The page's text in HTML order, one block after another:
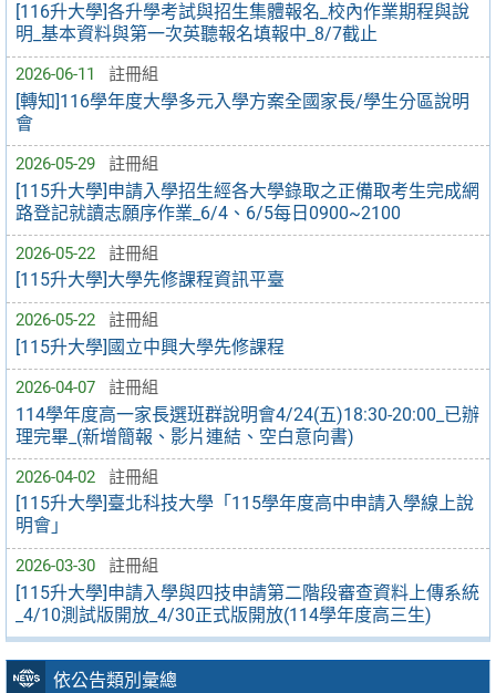
[116升大學]各升學考試與招生集體報名_校內作業期程與說
明_基本資料與第一次英聽報名填報中_8/7截止
2026-06-11 註冊組
[轉知]116學年度大學多元入學方案全國家長/學生分區說明
會
2026-05-29 註冊組
[115升大學]申請入學招生經各大學錄取之正備取考生完成網
路登記就讀志願序作業_6/4、6/5每日0900~2100
2026-05-22 註冊組
[115升大學]大學先修課程資訊平臺
2026-05-22 註冊組
[115升大學]國立中興大學先修課程
2026-04-07 註冊組
114學年度高一家長選班群說明會4/24(五)18:30-20:00_已辦
理完畢_(新增簡報、影片連結、空白意向書)
2026-04-02 註冊組
[115升大學]臺北科技大學「115學年度高中申請入學線上說
明會」
2026-03-30 註冊組
[115升大學]申請入學與四技申請第二階段審查資料上傳系統
_4/10測試版開放_4/30正式版開放(114學年度高三生)
依公告類別彙總